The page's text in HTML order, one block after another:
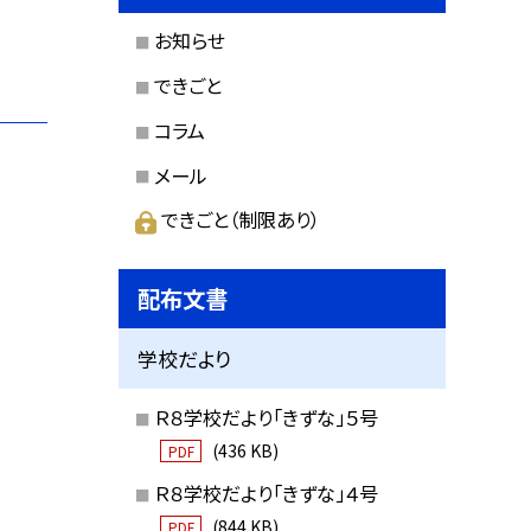
お知らせ
できごと
コラム
メール
できごと（制限あり）
配布文書
学校だより
Ｒ８学校だより「きずな」５号
PDF (436 KB)
Ｒ８学校だより「きずな」４号